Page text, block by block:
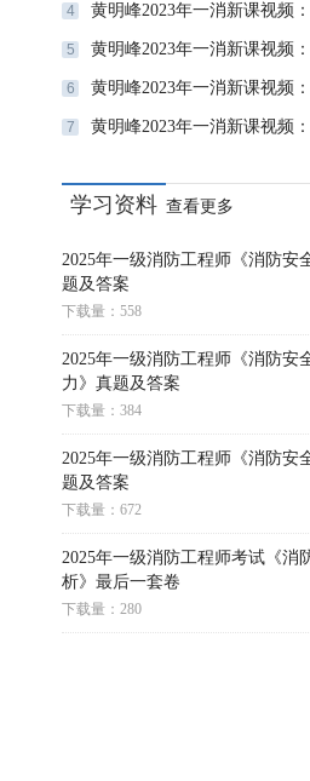
4 黄明峰2023年一消新课视频：燃
5 黄明峰2023年一消新课视频：民用
6 黄明峰2023年一消新课视频：建筑
7 黄明峰2023年一消新课视频：建筑材
学习资料 查看更多
2025年一级消防工程师《消防安
题及答案
下载量：558
2025年一级消防工程师《消防安
力》真题及答案
下载量：384
2025年一级消防工程师《消防安
题及答案
下载量：672
2025年一级消防工程师考试《消
析》最后一套卷
下载量：280